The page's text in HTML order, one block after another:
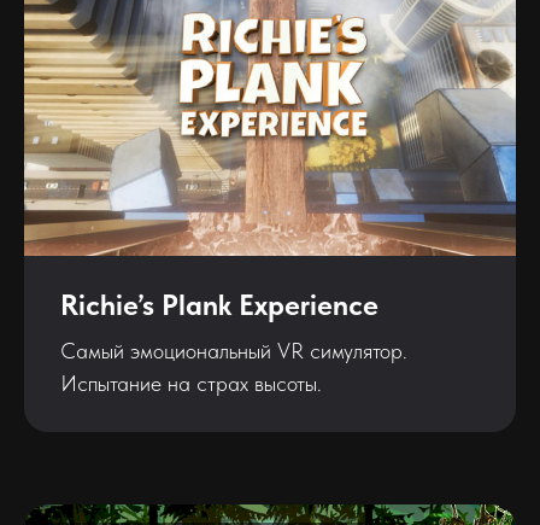
Richie’s Plank Experience
Самый эмоциональный VR симулятор.
Испытание на страх высоты.